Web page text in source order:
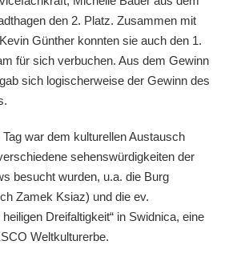
den 2. Platz. Zusammen mit
Günther konnten sie auch den 1.
für sich verbuchen. Aus dem Gewinn
sich logischerweise der Gewinn des
war dem kulturellen Austausch
sehenswürdigkeiten der
besucht wurden, u.a. die Burg
Zamek Ksiaz) und die ev.
Dreifaltigkeit“ in Swidnica, eine
Weltkulturerbe.